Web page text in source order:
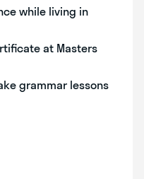
while living in
at Masters
grammar lessons